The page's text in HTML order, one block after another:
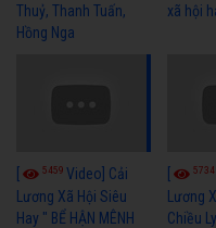
Thuỷ, Thanh Tuấn,
Hồng Nga
xã hội
5459 Video] Cải
Lương Xã Hội Siêu
Hay " BỂ HẬN MÊNH
Lương
Chiều